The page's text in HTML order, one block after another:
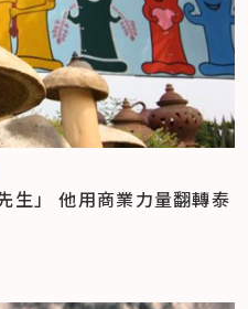
生」 他用商業力量翻轉泰